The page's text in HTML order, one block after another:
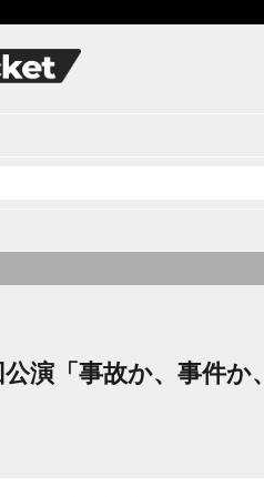
演「事故か、事件か